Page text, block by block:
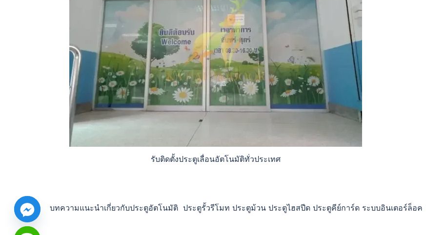
รับติดตั้งประตูเลื่อนอัตโนมัติทั่วประเทศ
บทความแนะนำเกี่ยวกับประตูอัตโนมัติ ประตูรั้วรีโมท ประตูม้วน ประตูไฮสปีด ประตูคีย์การ์ด ระบบอินเตอร์ล็อ